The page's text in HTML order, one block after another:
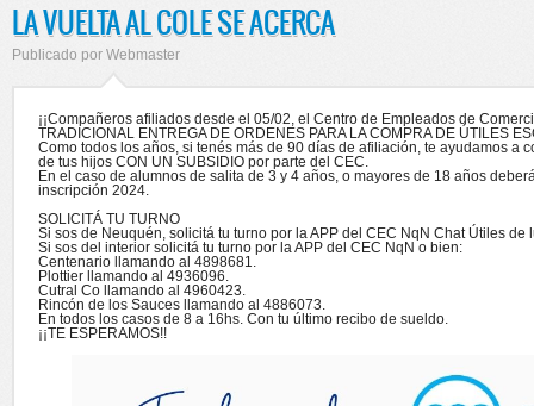
LA VUELTA AL COLE SE ACERCA
Publicado por Webmaster
¡¡Compañeros afiliados desde el 05/02, el Centro de Empleados de
TRADICIONAL ENTREGA DE ORDENES PARA LA COMPRA DE ÚTILES
Como todos los años, si tenés más de 90 días de afiliación, te ayudamos a
de tus hijos CON UN SUBSIDIO por parte del CEC.
En el caso de alumnos de salita de 3 y 4 años, o mayores de 18 años
inscripción 2024.
SOLICITÁ TU TURNO
Si sos de Neuquén, solicitá tu turno por la APP del CEC NqN Chat Útiles de
Si sos del interior solicitá tu turno por la APP del CEC NqN o bien:
Centenario llamando al 4898681.
Plottier llamando al 4936096.
Cutral Co llamando al 4960423.
Rincón de los Sauces llamando al 4886073.
En todos los casos de 8 a 16hs. Con tu último recibo de sueldo.
¡¡TE ESPERAMOS!!